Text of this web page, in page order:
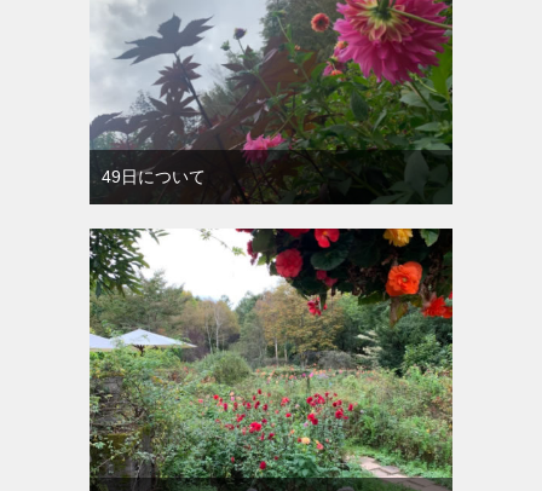
49日について